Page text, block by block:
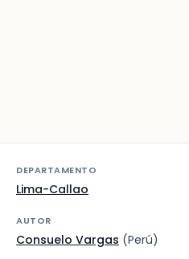
DEPARTAMENTO
Lima-Callao
AUTOR
Consuelo Vargas (Perú)